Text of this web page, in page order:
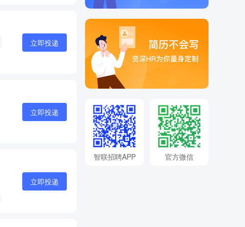
立即投递
立即投递
立即投递
智联招聘APP 官方微信